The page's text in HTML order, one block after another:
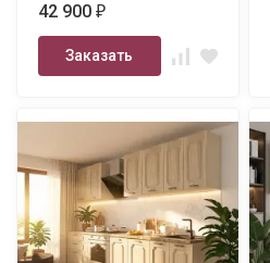
42 900₽
Заказать